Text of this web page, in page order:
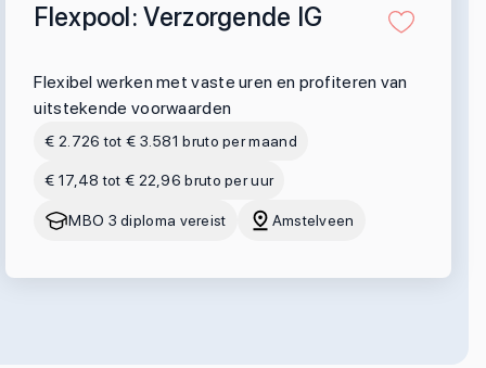
Flexpool: Verzorgende IG
Flexibel werken met vaste uren en profiteren van
uitstekende voorwaarden
€ 2.726 tot € 3.581 bruto per maand
€ 17,48 tot € 22,96 bruto per uur
MBO 3 diploma vereist Amstelveen